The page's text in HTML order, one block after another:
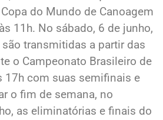
do Mundo de Canoagem
11h. No sábado, 6 de junho,
transmitidas a partir das
o Campeonato Brasileiro de
17h com suas semifinais e
o fim de semana, no
as eliminatórias e finais do